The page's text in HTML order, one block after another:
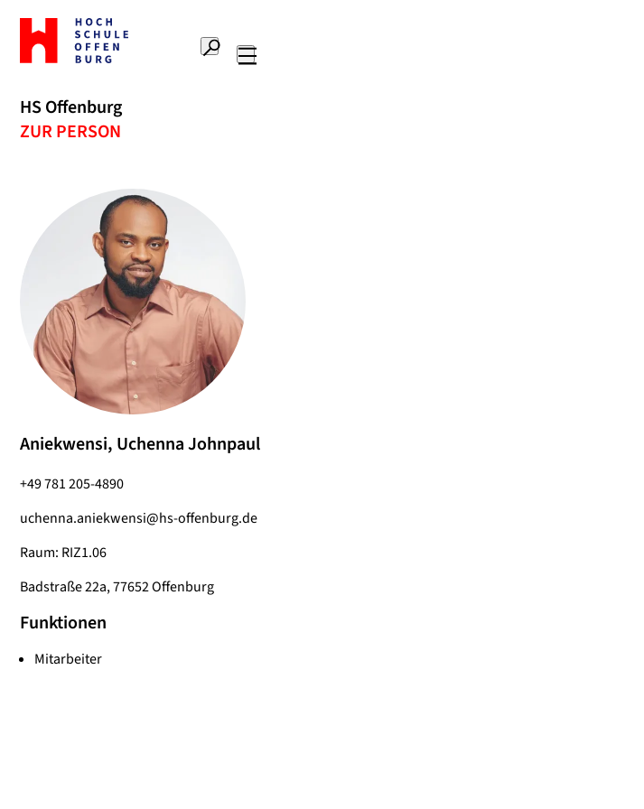
Zur
Startseite
Hochschule
Suche
HS Offenburg
ZUR PERSON
Aniekwensi, Uchenna Johnpaul
+49 781 205-4890
uchenna.aniekwensi@hs-offenburg.de
Raum: RIZ1.06
Badstraße 22a, 77652 Offenburg
Funktionen
Mitarbeiter